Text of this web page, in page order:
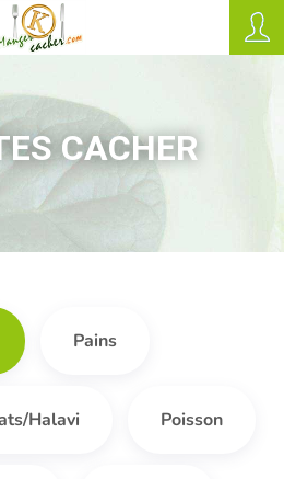
CACHER
Pains
Halavi Poisson